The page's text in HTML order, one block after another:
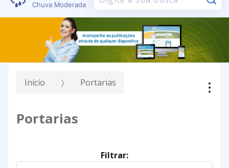
Chuva Moderada
Início Portarias
Portarias
Filtrar: